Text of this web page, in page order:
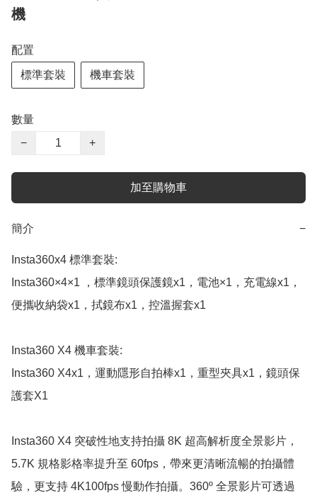
機
配置
標準套裝 機車套裝
數量
−
+
加至購物車
簡介 −
Insta360x4 標準套裝:
Insta360×4×1 ，標準鏡頭保護鏡x1，電池×1，充電線x1，
便攜收納袋x1，拭鏡布x1，控溫握套x1
Insta360 X4 機車套裝:
Insta360 X4x1，運動隱形自拍棒x1，重型夾具x1，鏡頭保
護套X1
Insta360 X4 突破性地支持拍攝 8K 超高解析度全景影片，
5.7K 規格影格率提升至 60fps，帶來更清晰流暢的拍攝體
驗，更支持 4K100fps 慢動作拍攝。360º 全景影片可透過